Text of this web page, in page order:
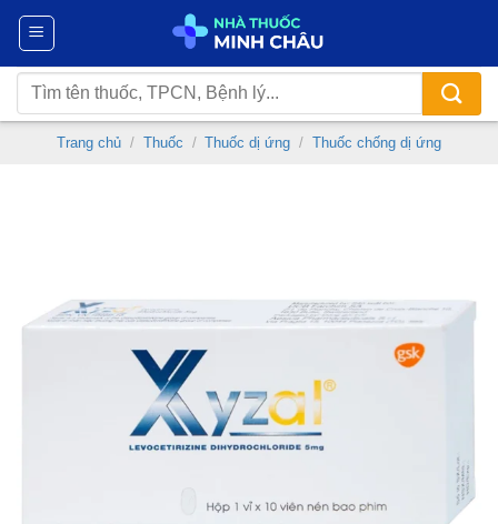
Chuyển
nội
dung
Tìm
kiếm:
Trang chủ / Thuốc / Thuốc dị ứng / Thuốc chống dị ứng